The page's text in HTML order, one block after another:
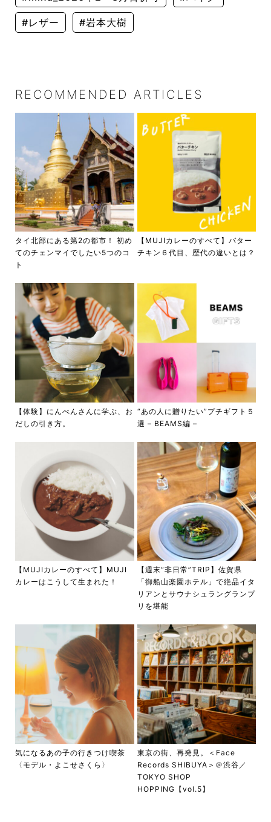
#レザー #岩本大樹
RECOMMENDED ARTICLES
タイ北部にある第2の都市！ 初め
てのチェンマイでしたい5つのコ
ト
【MUJIカレーのすべて】バター
チキン６代目、歴代の違いとは？
【体験】にんべんさんに学ぶ、お
だしの引き方。
“あの人に贈りたい”プチギフト５
選 – BEAMS編 –
【MUJIカレーのすべて】MUJI
カレーはこうして生まれた！
【週末“非日常”TRIP】佐賀県
「御船山楽園ホテル」で絶品イタ
リアンとサウナシュラングランプ
リを堪能
気になるあの子の行きつけ喫茶
〈モデル・よこせさくら〉
東京の街、再発見。＜Face
Records SHIBUYA＞＠渋谷／
TOKYO SHOP
HOPPING【vol.5】